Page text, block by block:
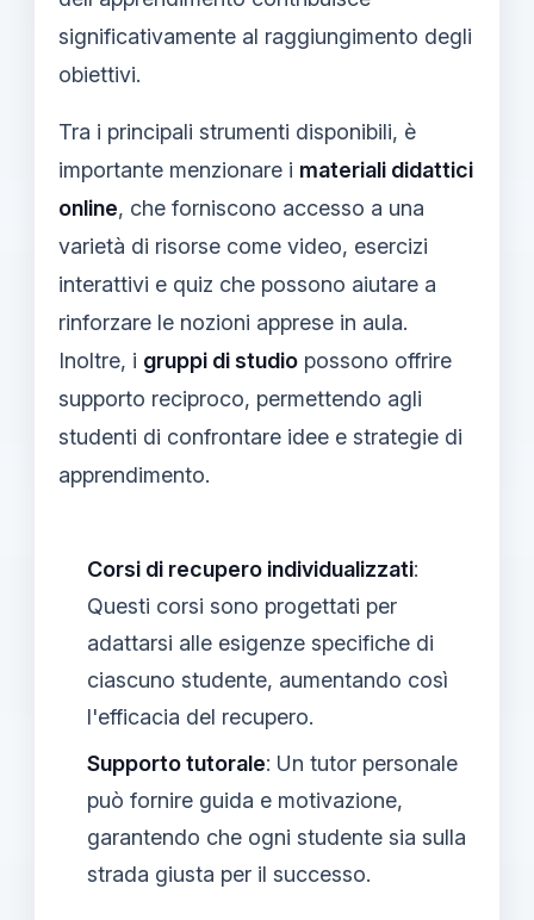
significativamente al raggiungimento degli
obiettivi.
Tra i principali strumenti disponibili, è
importante menzionare i materiali didattici
online, che forniscono accesso a una
varietà di risorse come video, esercizi
interattivi e quiz che possono aiutare a
rinforzare le nozioni apprese in aula.
Inoltre, i gruppi di studio possono offrire
supporto reciproco, permettendo agli
studenti di confrontare idee e strategie di
apprendimento.
Corsi di recupero individualizzati:
Questi corsi sono progettati per
adattarsi alle esigenze specifiche di
ciascuno studente, aumentando così
l'efficacia del recupero.
Supporto tutorale: Un tutor personale
può fornire guida e motivazione,
garantendo che ogni studente sia sulla
strada giusta per il successo.